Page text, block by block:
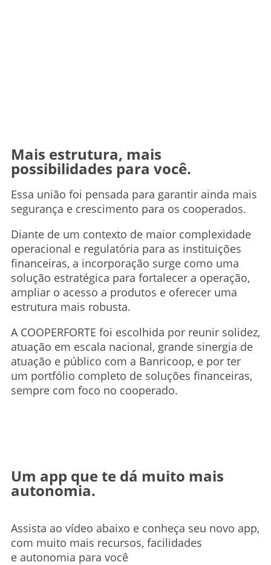
Mais estrutura, mais
possibilidades para você.
Essa união foi pensada para garantir ainda mais
segurança e crescimento para os cooperados.
Diante de um contexto de maior complexidade
operacional e regulatória para as instituições
financeiras, a incorporação surge como uma
solução estratégica para fortalecer a operação,
ampliar o acesso a produtos e oferecer uma
estrutura mais robusta.
A COOPERFORTE foi escolhida por reunir solidez,
atuação em escala nacional, grande sinergia de
atuação e público com a Banricoop, e por ter
um portfólio completo de soluções financeiras,
sempre com foco no cooperado.
Um app que te dá muito mais
autonomia.
Assista ao vídeo abaixo e conheça seu novo app,
com muito mais recursos, facilidades
e autonomia para você